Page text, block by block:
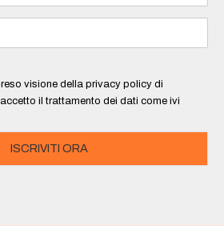
visione della privacy policy di
il trattamento dei dati come ivi
ISCRIVITI ORA